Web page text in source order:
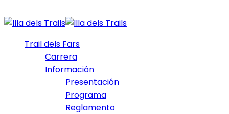
Trail dels Fars
Carrera
Información
Presentación
Programa
Reglamento